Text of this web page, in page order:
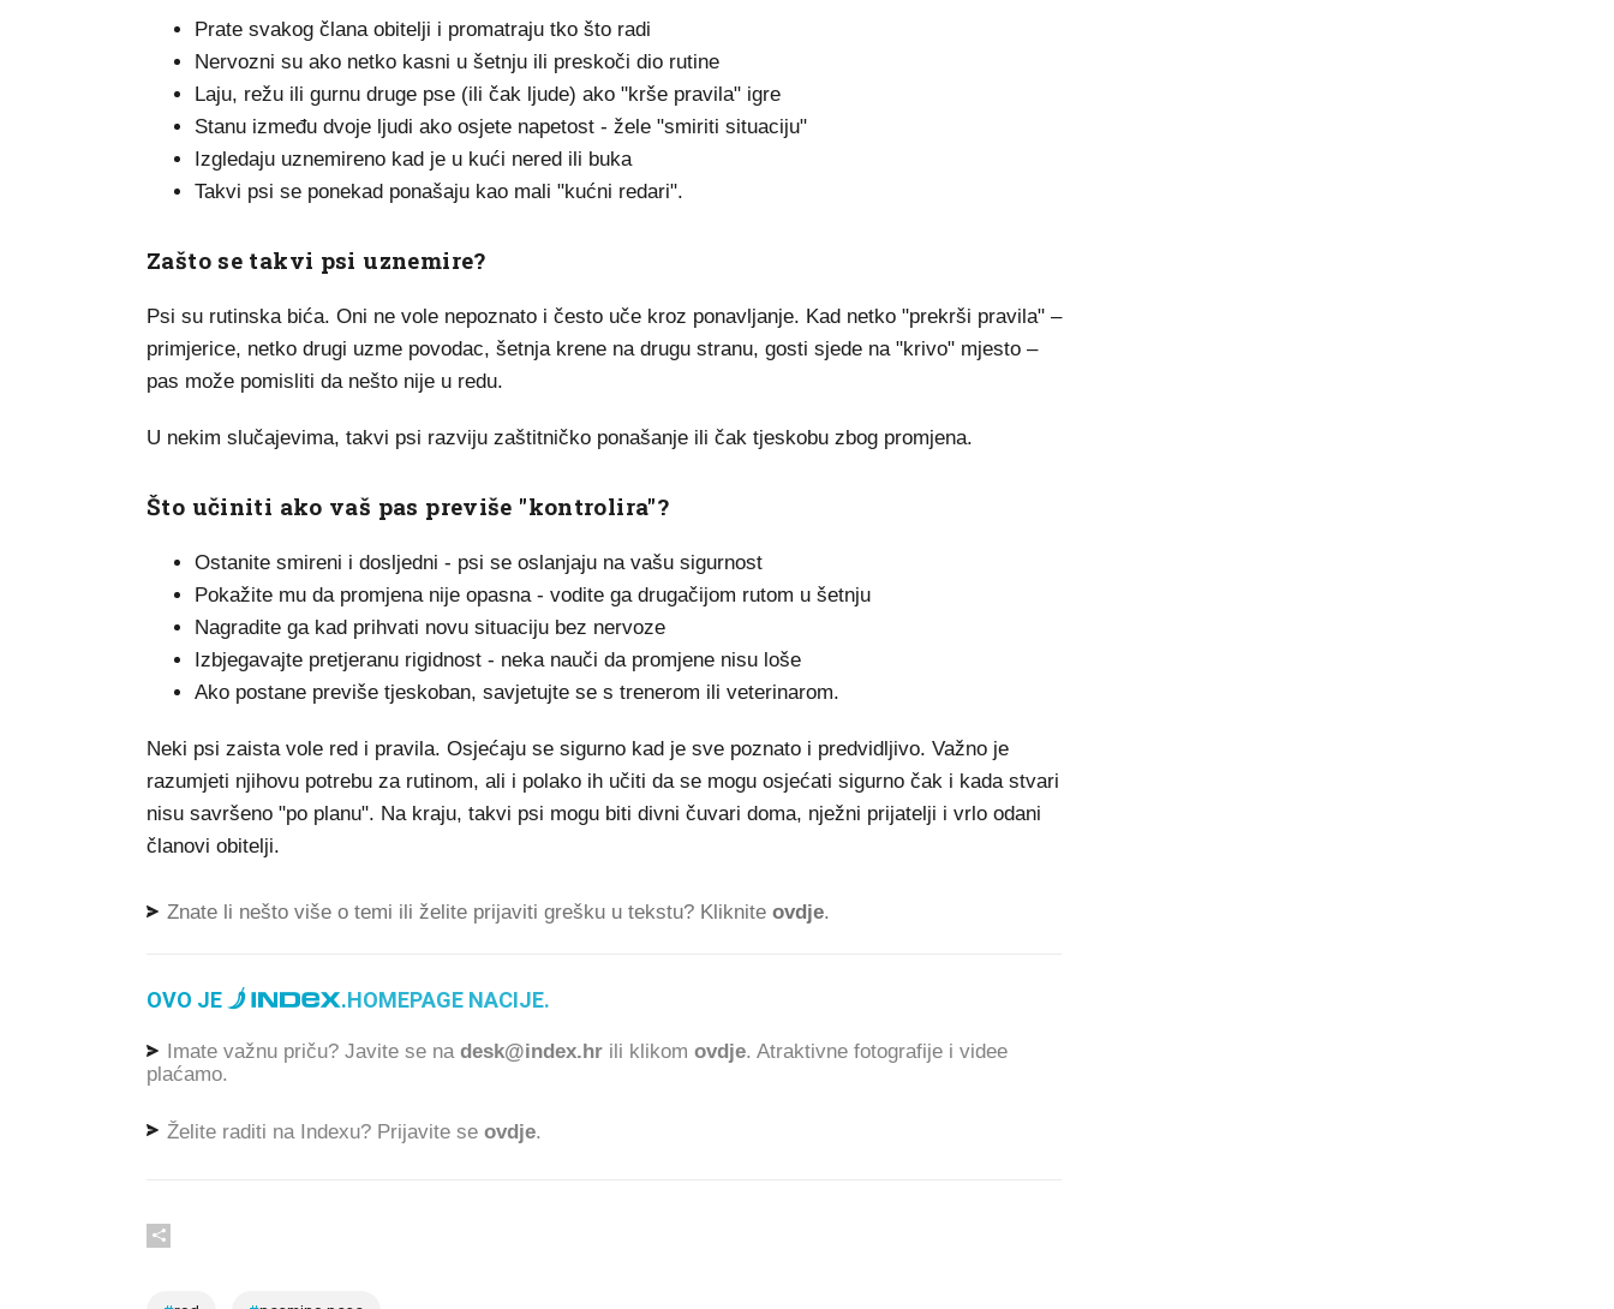
Prate svakog člana obitelji i promatraju tko što radi
Nervozni su ako netko kasni u šetnju ili preskoči dio rutine
Laju, režu ili gurnu druge pse (ili čak ljude) ako "krše pravila" igre
Stanu između dvoje ljudi ako osjete napetost - žele "smiriti situaciju"
Izgledaju uznemireno kad je u kući nered ili buka
Takvi psi se ponekad ponašaju kao mali "kućni redari".
Zašto se takvi psi uznemire?
Psi su rutinska bića. Oni ne vole nepoznato i često uče kroz ponavljanje. Kad netko "prekrši pravila" –
primjerice, netko drugi uzme povodac, šetnja krene na drugu stranu, gosti sjede na "krivo" mjesto –
pas može pomisliti da nešto nije u redu.
U nekim slučajevima, takvi psi razviju zaštitničko ponašanje ili čak tjeskobu zbog promjena.
Što učiniti ako vaš pas previše "kontrolira"?
Ostanite smireni i dosljedni - psi se oslanjaju na vašu sigurnost
Pokažite mu da promjena nije opasna - vodite ga drugačijom rutom u šetnju
Nagradite ga kad prihvati novu situaciju bez nervoze
Izbjegavajte pretjeranu rigidnost - neka nauči da promjene nisu loše
Ako postane previše tjeskoban, savjetujte se s trenerom ili veterinarom.
Neki psi zaista vole red i pravila. Osjećaju se sigurno kad je sve poznato i predvidljivo. Važno je
razumjeti njihovu potrebu za rutinom, ali i polako ih učiti da se mogu osjećati sigurno čak i kada stvari
nisu savršeno "po planu". Na kraju, takvi psi mogu biti divni čuvari doma, nježni prijatelji i vrlo odani
članovi obitelji.
Znate li nešto više o temi ili želite prijaviti grešku u tekstu? Kliknite ovdje.
OVO JE .HOMEPAGE NACIJE.
Imate važnu priču? Javite se na desk@index.hr ili klikom ovdje. Atraktivne fotografije i videe
plaćamo.
Želite raditi na Indexu? Prijavite se ovdje.